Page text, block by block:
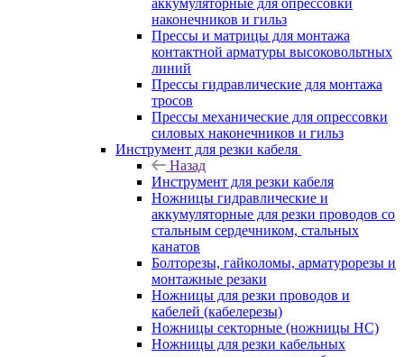
аккумуляторные для опрессовки
наконечников и гильз
Прессы и матрицы для монтажа
контактной арматуры высоковольтных
линий
Прессы гидравлические для монтажа
тросов
Прессы механические для опрессовки
силовых наконечников и гильз
Инструмент для резки кабеля
Назад
Инструмент для резки кабеля
Ножницы гидравлические и
аккумуляторные для резки проводов со
стальным сердечником, стальных
канатов
Болторезы, гайколомы, арматурорезы и
монтажные резаки
Ножницы для резки проводов и
кабелей (кабелерезы)
Ножницы секторные (ножницы НС)
Ножницы для резки кабельных